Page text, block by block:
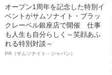
オープン1周年を記念した特別イ
ベントがサムソナイト・ブラッ
クレーベル銀座店で開催 仕事
も人生も自分らしく～笑顔あふ
れる特別対談～
PR（サムソナイト・ジャパン）